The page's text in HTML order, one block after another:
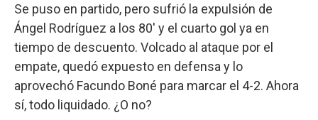
Se puso en partido, pero sufrió la expulsión de
Ángel Rodríguez a los 80' y el cuarto gol ya en
tiempo de descuento. Volcado al ataque por el
empate, quedó expuesto en defensa y lo
aprovechó Facundo Boné para marcar el 4-2. Ahora
sí, todo liquidado. ¿O no?